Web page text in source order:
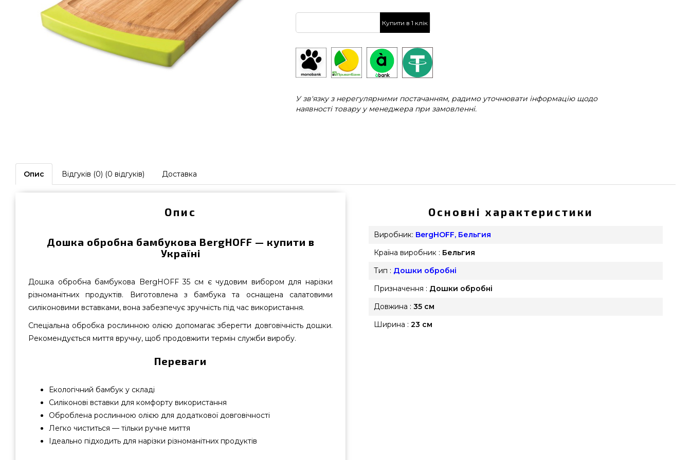
Купити в 1 клік
У зв'язку з нерегулярними постачанням, радимо уточнювати інформацію щодо
наявності товару у менеджера при замовленні.
Опис Відгуків (0) (0 відгуків) Доставка
Опис
Дошка обробна бамбукова BergHOFF — купити в
Україні
Дошка обробна бамбукова BergHOFF 35 см є чудовим вибором для нарізки
різноманітних продуктів. Виготовлена з бамбука та оснащена салатовими
силіконовими вставками, вона забезпечує зручність під час використання.
Спеціальна обробка рослинною олією допомагає зберегти довговічність дошки.
Рекомендується миття вручну, щоб продовжити термін служби виробу.
Переваги
Екологічний бамбук у складі
Силіконові вставки для комфорту використання
Оброблена рослинною олією для додаткової довговічності
Легко чиститься — тільки ручне миття
Ідеально підходить для нарізки різноманітних продуктів
Основні характеристики
Виробник: BergHOFF, Бельгия
Країна виробник : Бельгия
Тип : Дошки обробні
Призначення : Дошки обробні
Довжина : 35 см
Ширина : 23 см